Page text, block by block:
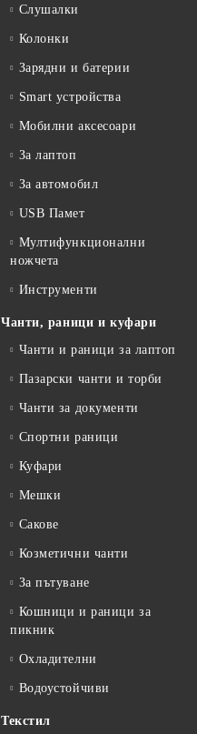
Слушалки
Колонки
Зарядни и батерии
Smart устройства
Мобилни аксесоари
За лаптоп
За автомобил
USB Памет
Мултифункционални
ножчета
Инструменти
Чанти, раници и куфари
Чанти и раници за лаптоп
Пазарски чанти и торби
Чанти за документи
Спортни раници
Куфари
Мешки
Сакове
Козметични чанти
За пътуване
Кошници и раници за
пикник
Охладителни
Водоустойчиви
Текстил